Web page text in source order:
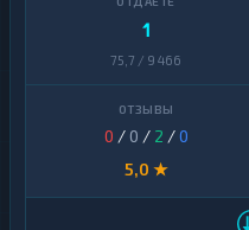
1
75,7 / 9 466
0 / 0 / 2 /0
5,0 ★